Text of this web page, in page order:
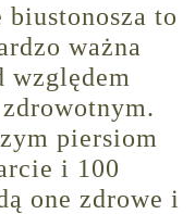
biustonosza to
ważna
względem
piersiom
i 100
one zdrowe i